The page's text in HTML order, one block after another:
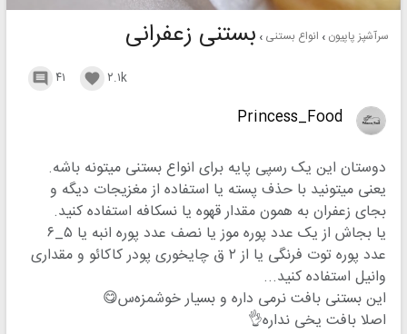
سرآشپز پاپیون انواع بستنی بستنی زعفرانی
۴۱  ۲.۱k 
Princess_Food
دوستان این یک رسپی پایه برای انواع بستنی میتونه باشه.
یعنی میتونید با حذف پسته یا استفاده از مغزیجات دیگه و
بجای زعفران به همون مقدار قهوه یا نسکافه استفاده کنید.
یا بجاش از یک عدد پوره موز یا نصف عدد پوره انبه یا ۵_۶
عدد پوره توت فرنگی یا از ۲ ق چایخوری پودر کاکائو و مقداری
وانیل استفاده کنید...
این بستنی بافت نرمی داره و بسیار خوشمزه‌س😋
اصلا بافت یخی نداره👌